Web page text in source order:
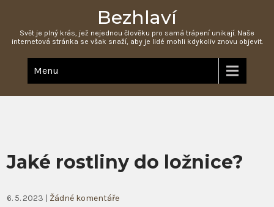
Bezhlaví
Svět je plný krás, jež nejednou člověku pro samá trápení unikají. Naše
internetová stránka se však snaží, aby je lidé mohli kdykoliv znovu objevit.
Menu
Jaké rostliny do ložnice?
6. 5. 2023 | Žádné komentáře